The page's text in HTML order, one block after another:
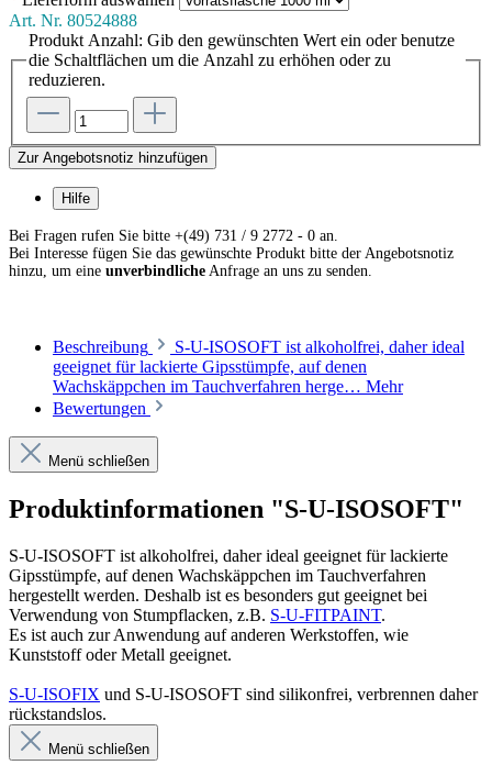
Art. Nr. 80524888
Produkt Anzahl: Gib den gewünschten Wert ein oder benutze
die Schaltflächen um die Anzahl zu erhöhen oder zu
reduzieren.
Zur Angebotsnotiz hinzufügen
Hilfe
Bei Fragen rufen Sie bitte +(49) 731 / 9 2772 - 0 an.
Bei Interesse fügen Sie das gewünschte Produkt bitte der Angebotsnotiz
hinzu, um eine unverbindliche Anfrage an uns zu senden.
Beschreibung
S-U-ISOSOFT ist alkoholfrei, daher ideal
geeignet für lackierte Gipsstümpfe, auf denen
Wachskäppchen im Tauchverfahren herge… Mehr
Bewertungen
Menü schließen
Produktinformationen "S-U-ISOSOFT"
S-U-ISOSOFT ist alkoholfrei, daher ideal geeignet für lackierte
Gipsstümpfe, auf denen Wachskäppchen im Tauchverfahren
hergestellt werden. Deshalb ist es besonders gut geeignet bei
Verwendung von Stumpflacken, z.B. S-U-FITPAINT.
Es ist auch zur Anwendung auf anderen Werkstoffen, wie
Kunststoff oder Metall geeignet.
S-U-ISOFIX und S-U-ISOSOFT sind silikonfrei, verbrennen daher
rückstandslos.
Menü schließen